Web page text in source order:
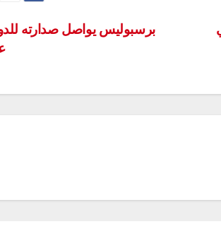
برسبوليس يواصل صدارته